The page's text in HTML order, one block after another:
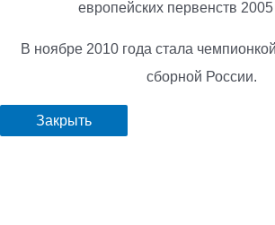
европейских первенств
В ноябре 2010 года стала
сборной России.
Закрыть